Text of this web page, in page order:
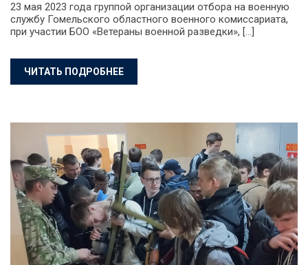
23 мая 2023 года группой организации отбора на военную
службу Гомельского областного военного комиссариата,
при участии БОО «Ветераны военной разведки», […]
ЧИТАТЬ ПОДРОБНЕЕ